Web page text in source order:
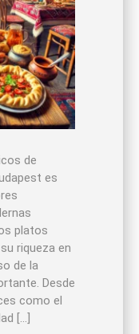
de
es
platos
riqueza en
de la
Desde
como el
[…]